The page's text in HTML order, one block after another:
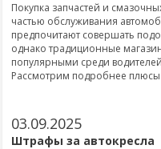
Покупка запчастей и
частью обслуживания
предпочитают совершать
однако традиционные
популярными среди
Рассмотрим подробнее плюсы
03.09.2025
Штрафы за автокресла